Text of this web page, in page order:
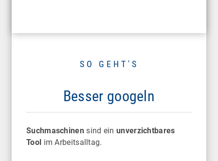
Besser googeln
SO GEHT'S
Suchmaschinen sind ein unverzichtbares
Tool im Arbeitsalltag.